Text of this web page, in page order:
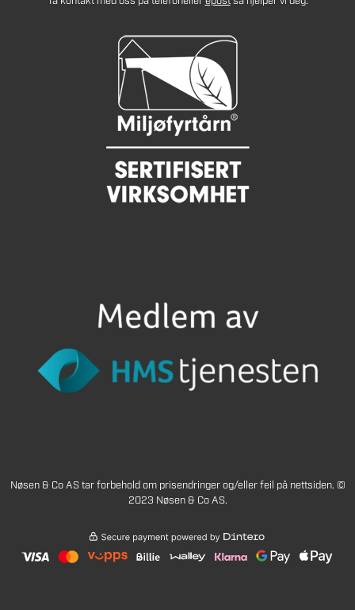
Nøsen & Co AS tar forbehold om prisendringer og/eller feil på nettsiden. ©
2023 Nøsen & Co AS.